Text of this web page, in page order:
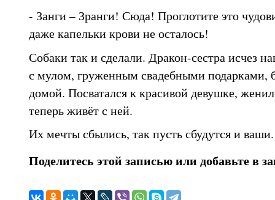
- Занги – Зранги! Сюда! Проглотите это
даже капельки крови не осталось!
Собаки так и сделали. Дракон-сестра исчез
с мулом, груженным свадебными подарками,
домой. Посватался к красивой девушке,
теперь живёт с ней.
Их мечты сбылись, так пусть сбудутся и ваши.
Поделитесь этой записью или добавьте в